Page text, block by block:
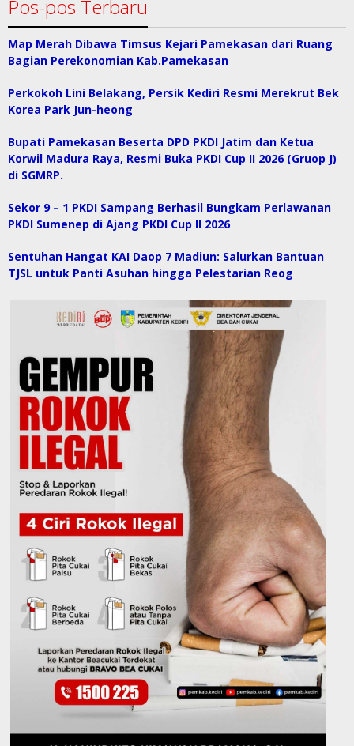
Pos-pos Terbaru
Map Merah Dibawa Timsus Kejari Pamekasan dari Ruang
Bagian Perekonomian Kab.Pamekasan
Perkokoh Lini Belakang, Persik Kediri Resmi Merekrut Bek
Korea Park Jun-heong
Bupati Pamekasan Beserta DPD PKDI Jatim dan Ketua
Korwil Madura Raya, Resmi Buka PKDI Cup II 2026 (Gruop J)
di SGMRP.
Sekor 9 – 1 PKDI Sampang Berhasil Bungkam Perlawanan
PKDI Sumenep di Ajang PKDI Cup II 2026
Sentuhan Hangat KAI Daop 7 Madiun: Salurkan Bantuan
TJSL untuk Panti Asuhan hingga Pelestarian Reog